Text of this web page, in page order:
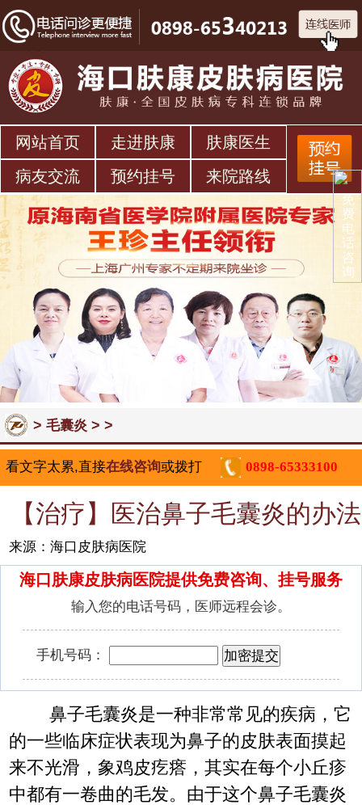
网站首页 走进肤康
肤康医生
病友交流
预约挂号 来院路线
> 毛囊炎 > >
看文字太累,直接在线咨询或拨打 0898-65333100
【治疗】医治鼻子毛囊炎的办法
来源：海口皮肤病医院
海口肤康皮肤病医院提供免费咨询、挂号服务
输入您的电话号码，医师远程会诊。
手机号码：
鼻子毛囊炎是一种非常常见的疾病，它
的一些临床症状表现为鼻子的皮肤表面摸起
来不光滑，象鸡皮疙瘩，其实在每个小丘疹
中都有一卷曲的毛发。由于这个鼻子毛囊炎
免
费
电
话
咨
询